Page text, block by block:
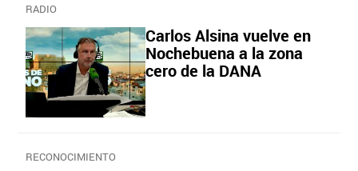
RADIO
Carlos Alsina vuelve en
Nochebuena a la zona
cero de la DANA
RECONOCIMIENTO